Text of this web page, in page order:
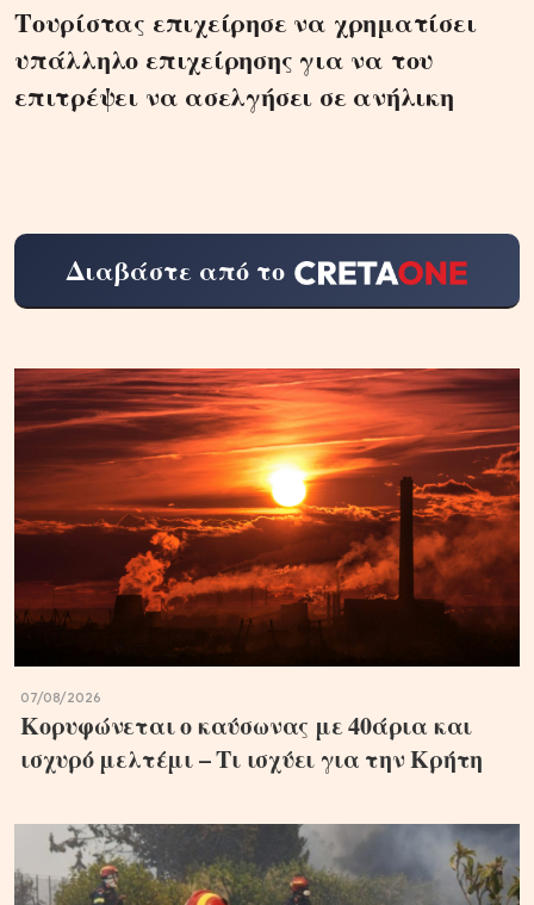
Τουρίστας επιχείρησε να χρηματίσει
υπάλληλο επιχείρησης για να του
επιτρέψει να ασελγήσει σε ανήλικη
Διαβάστε από το
07/08/2026
Κορυφώνεται ο καύσωνας με 40άρια και
ισχυρό μελτέμι – Τι ισχύει για την Κρήτη